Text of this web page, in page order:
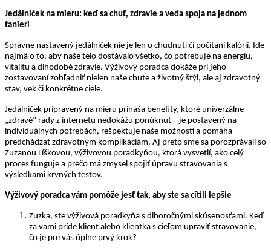
Jedálniček na mieru: keď sa chuť, zdravie a veda spoja na jednom
tanieri
Správne nastavený jedálniček nie je len o chudnutí či počítaní kalórií. Ide
najmä o to, aby naše telo dostávalo všetko, čo potrebuje na energiu,
vitalitu a dlhodobé zdravie. Výživový poradca dokáže pri jeho
zostavovaní zohľadniť nielen naše chute a životný štýl, ale aj zdravotný
stav, vek či konkrétne ciele.
Jedálniček pripravený na mieru prináša benefity, ktoré univerzálne
„zdravé“ rady z internetu nedokážu ponúknuť – je postavený na
individuálnych potrebách, rešpektuje naše možnosti a pomáha
predchádzať zdravotným komplikáciám. Aj preto sme sa porozprávali so
Zuzanou Líškovou, výživovou poradkyňou, ktorá vysvetlí, ako celý
proces funguje a prečo má zmysel spojiť úpravu stravovania s
výsledkami krvných testov.
Výživový poradca vám pomôže jesť tak, aby ste sa cítili lepšie
Zuzka, ste výživová poradkyňa s dlhoročnými skúsenosťami. Keď
za vami príde klient alebo klientka s cieľom upraviť stravovanie,
čo je pre vás úplne prvý krok?